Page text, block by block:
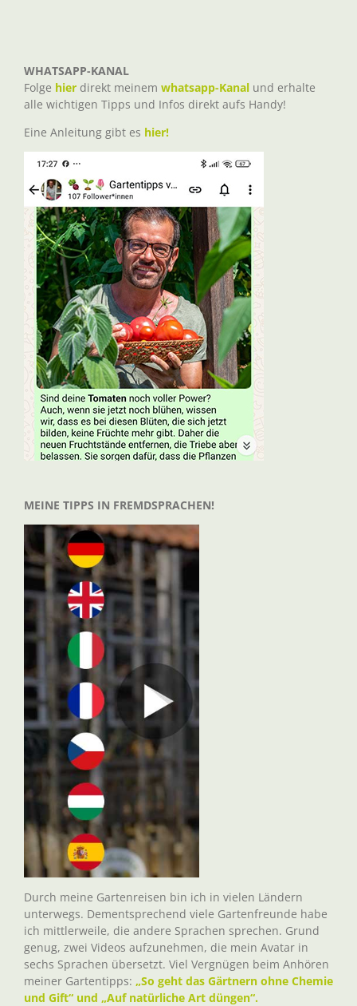
WHATSAPP-KANAL
Folge hier direkt meinem whatsapp-Kanal und erhalte
alle wichtigen Tipps und Infos direkt aufs Handy!
Eine Anleitung gibt es hier!
MEINE TIPPS IN FREMDSPRACHEN!
Durch meine Gartenreisen bin ich in vielen Ländern
unterwegs. Dementsprechend viele Gartenfreunde habe
ich mittlerweile, die andere Sprachen sprechen. Grund
genug, zwei Videos aufzunehmen, die mein Avatar in
sechs Sprachen übersetzt. Viel Vergnügen beim Anhören
meiner Gartentipps: „So geht das Gärtnern ohne Chemie
und Gift“ und „Auf natürliche Art düngen“.